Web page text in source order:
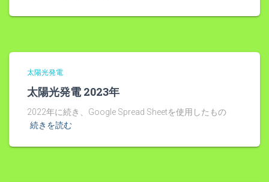
太陽光発電
太陽光発電 2023年
2022年に続き、Google Spread Sheetを使用したもの
続きを読む